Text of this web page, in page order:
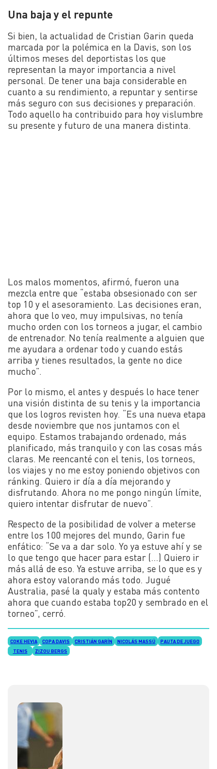
Una baja y el repunte
Si bien, la actualidad de Cristian Garin queda
marcada por la polémica en la Davis, son los
últimos meses del deportistas los que
representan la mayor importancia a nivel
personal. De tener una baja considerable en
cuanto a su rendimiento, a repuntar y sentirse
más seguro con sus decisiones y preparación.
Todo aquello ha contribuido para hoy vislumbre
su presente y futuro de una manera distinta.
Los malos momentos, afirmó, fueron una
mezcla entre que “estaba obsesionado con ser
top 10 y el asesoramiento. Las decisiones eran,
ahora que lo veo, muy impulsivas, no tenía
mucho orden con los torneos a jugar, el cambio
de entrenador. No tenía realmente a alguien que
me ayudara a ordenar todo y cuando estás
arriba y tienes resultados, la gente no dice
mucho”.
Por lo mismo, el antes y después lo hace tener
una visión distinta de su tenis y la importancia
que los logros revisten hoy. “Es una nueva etapa
desde noviembre que nos juntamos con el
equipo. Estamos trabajando ordenado, más
planificado, más tranquilo y con las cosas más
claras. Me reencanté con el tenis, los torneos,
los viajes y no me estoy poniendo objetivos con
ránking. Quiero ir día a día mejorando y
disfrutando. Ahora no me pongo ningún límite,
quiero intentar disfrutar de nuevo”.
Respecto de la posibilidad de volver a meterse
entre los 100 mejores del mundo, Garin fue
enfático: “Se va a dar solo. Yo ya estuve ahí y se
lo que tengo que hacer para estar (…) Quiero ir
más allá de eso. Ya estuve arriba, se lo que es y
ahora estoy valorando más todo. Jugué
Australia, pasé la qualy y estaba más contento
ahora que cuando estaba top20 y sembrado en el
torneo”, cerró.
COKE HEVIA COPA DAVIS CRISTIÁN GARÍN NICOLÁS MASSÚ
PAUTA DE JUEGO
TENIS
ZIZOU BERGS